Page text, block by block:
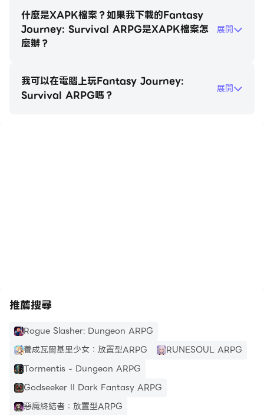
打完怪物後，我們英勇的倖存者將獲得經驗並在戰鬥中升
級，解鎖新的機會和技能。隨著戰鬥的進行，請務必監控您
的 HP 以延長您的生存時間。
在每次定時戰鬥中生存下來以完成遊戲！
英雄
選擇你自己的倖存者，為他們伸張正義，讓他們成為英雄！
衣和各種其他有趣有用的物品。裝備你的英雄並創建你自己
的角色扮演遊戲。
然後升級你的裝備，直到你最終成為一個不可阻擋、不可戰
勝的英雄，他對這些土地的影響將構成新的當地傳奇的精
髓！
技能
- 以幾乎無限的技能組合在每場戰鬥中倖存下來。
什麼是XAPK檔案？如果我下載的Fantasy
Journey: Survival ARPG是XAPK檔案怎
麼辦？
展開
我可以在電腦上玩Fantasy Journey:
Survival ARPG嗎？
展開
推薦搜尋
Rogue Slasher: Dungeon ARPG
養成瓦爾基里少女：放置型ARPG
RUNESOUL ARPG
Tormentis - Dungeon ARPG
Godseeker II Dark Fantasy ARPG
惡魔終結者：放置型ARPG